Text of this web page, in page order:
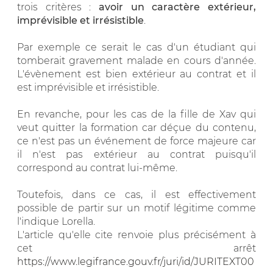
trois critères : avoir un caractère extérieur,
imprévisible et irrésistible
Par exemple ce serait le cas d'un étudiant qui
tomberait gravement malade en cours d'année.
L'évènement est bien extérieur au contrat et il
est imprévisible et irrésistible.
En revanche, pour les cas de la fille de Xav qui
veut quitter la formation car déçue du contenu,
ce n'est pas un événement de force majeure car
il n'est pas extérieur au contrat puisqu'il
correspond au contrat lui-même.
Toutefois, dans ce cas, il est effectivement
possible de partir sur un motif légitime comme
l'indique Lorella.
L'article qu'elle cite renvoie plus précisément à
cet arrêt
https://www.legifrance.gouv.fr/juri/id/JURITEXT00